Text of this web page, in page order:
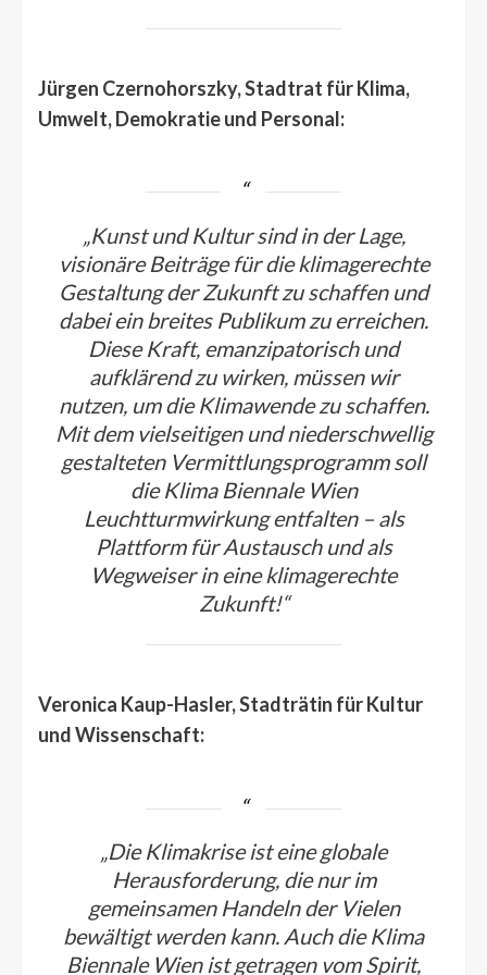
Jürgen Czernohorszky, Stadtrat für Klima,
Umwelt, Demokratie und Personal:
„Kunst und Kultur sind in der Lage,
visionäre Beiträge für die klimagerechte
Gestaltung der Zukunft zu schaffen und
dabei ein breites Publikum zu erreichen.
Diese Kraft, emanzipatorisch und
aufklärend zu wirken, müssen wir
nutzen, um die Klimawende zu schaffen.
Mit dem vielseitigen und niederschwellig
gestalteten Vermittlungsprogramm soll
die Klima Biennale Wien
Leuchtturmwirkung entfalten – als
Plattform für Austausch und als
Wegweiser in eine klimagerechte
Zukunft!“
Veronica Kaup-Hasler, Stadträtin für Kultur
und Wissenschaft:
„Die Klimakrise ist eine globale
Herausforderung, die nur im
gemeinsamen Handeln der Vielen
bewältigt werden kann. Auch die Klima
Biennale Wien ist getragen vom Spirit,